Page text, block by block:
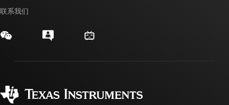
活动
投资者关系
myTI 帐户常见问题解答
发货、付款和税费
联系我们